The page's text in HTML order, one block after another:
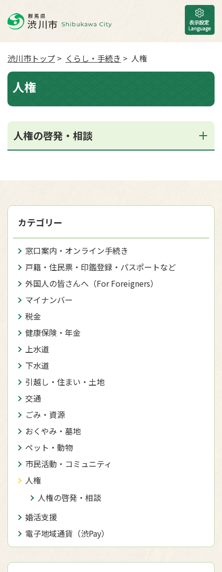
渋川市トップ > くらし・手続き > 人権
人権
人権の啓発・相談
カテゴリー
窓口案内・オンライン手続き
戸籍・住民票・印鑑登録・パスポートなど
外国人の皆さんへ（For Foreigners）
マイナンバー
税金
健康保険・年金
上水道
下水道
引越し・住まい・土地
交通
ごみ・資源
おくやみ・墓地
ペット・動物
市民活動・コミュニティ
人権
人権の啓発・相談
婚活支援
電子地域通貨（渋Pay）